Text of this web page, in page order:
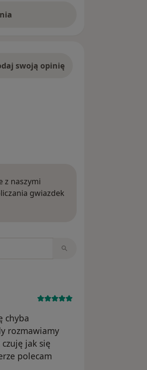
swoją opinię
z naszymi
gwiazdek
chyba
rozmawiamy
jak się
polecam